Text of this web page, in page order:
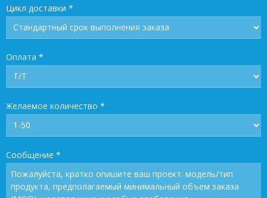
Цикл доставки *
Оплата *
Желаемое количество *
Сообщение *